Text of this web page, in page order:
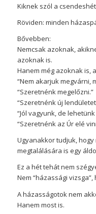
Kiknek szól a
Röviden: minden
Bővebben:
Nemcsak azoknak,
azoknak is.
Hanem még azoknak is,
“Nem akarjuk megvárni,
“Szeretnénk megelőzni.”
“Szeretnénk új
“Jól vagyunk, de
“Szeretnénk az Úr elé
Ugyanakkor tudjuk,
megtalálására is egy
Ez a hét tehát nem
Nem “házassági
A házasságotok nem
Hanem most is.